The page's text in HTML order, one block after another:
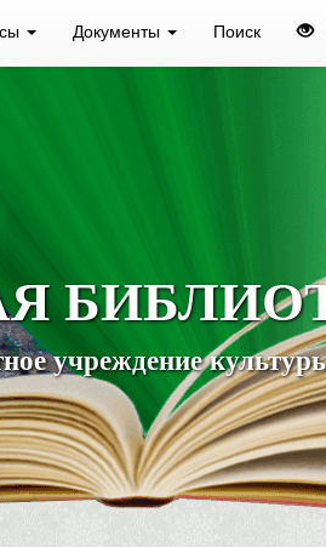
Документы Поиск
учреждение